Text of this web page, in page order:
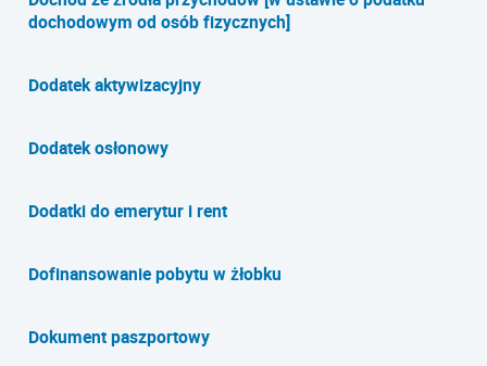
dochodowym od osób fizycznych]
Dodatek aktywizacyjny
Dodatek osłonowy
Dodatki do emerytur i rent
Dofinansowanie pobytu w żłobku
Dokument paszportowy